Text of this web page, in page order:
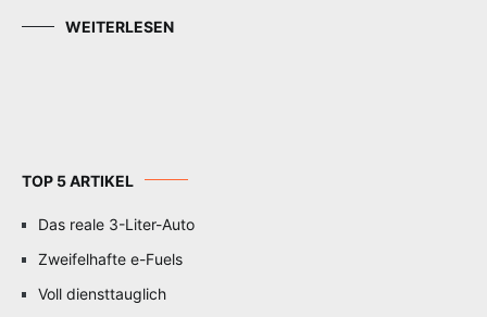
WEITERLESEN
TOP 5 ARTIKEL
Das reale 3-Liter-Auto
Zweifelhafte e-Fuels
Voll diensttauglich